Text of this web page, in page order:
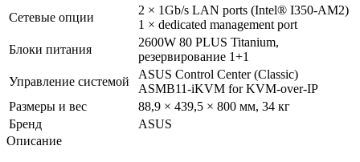
Сетевые опции
2 × 1Gb/s LAN ports (Intel® I350-AM2)
1 × dedicated management port
Блоки питания
2600W 80 PLUS Titanium,
резервирование 1+1
Управление системой
ASUS Control Center (Classic)
ASMB11-iKVM for KVM-over-IP
Размеры и вес
88,9 × 439,5 × 800 мм, 34 кг
Бренд
ASUS
Описание